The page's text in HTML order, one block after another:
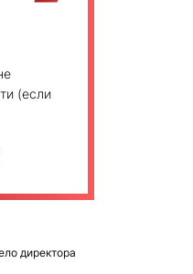
(если
директора